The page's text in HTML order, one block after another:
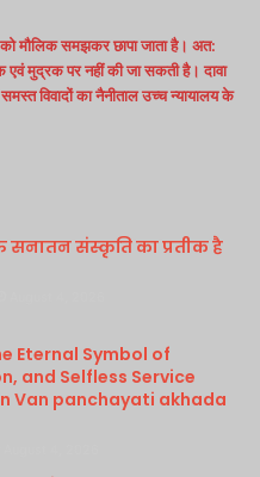
मौलिक समझकर छापा जाता है। अत:
एवं मुद्रक पर नहीं की जा सकती है। दावा
विवादों का नैनीताल उच्च न्यायालय के
सनातन संस्कृति का प्रतीक है
Eternal Symbol of
and Selfless Service
Van panchayati akhada